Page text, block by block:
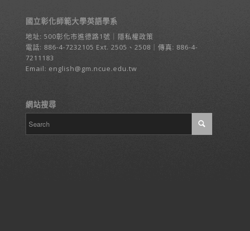
國立彰化師範大學英語學系
地址: 500彰化市進德路1號 ｜ 隱私權政策
電話: 886-4-7232105 Ext. 2505、2508｜傳真: 886-4-
7211183
Email: english@gm.ncue.edu.tw
網站搜尋